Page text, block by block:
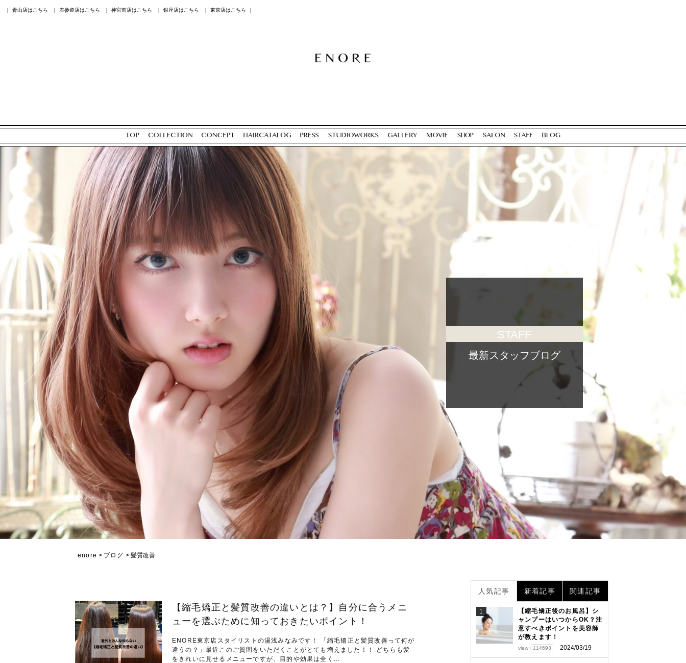
青山店はこちら 表参道店はこちら 神宮前店はこちら 銀座店はこちら 東京店はこちら
STAFF
最新スタッフブログ
enore > ブログ > 髪質改善
【縮毛矯正と髪質改善の違いとは？】自分に合うメニ
ューを選ぶために知っておきたいポイント！
ENORE東京店スタイリストの湯浅みなみです！ 「縮毛矯正と髪質改善って何が
違うの？」最近このご質問をいただくことがとても増えました！！ どちらも髪
をきれいに見せるメニューですが、目的や効果は全く...
人気記事 新着記事 関連記事
1
【縮毛矯正後のお風呂】シ
ャンプーはいつからOK？注
意すべきポイントを美容師
が教えます！
view 114693 2024/03/19